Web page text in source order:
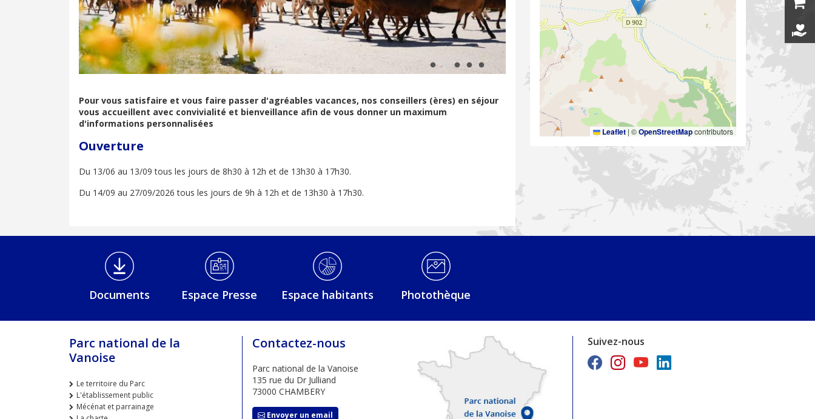
Pour vous satisfaire et vous faire passer d'agréables vacances, nos conseillers (ères) en séjour
vous accueillent avec convivialité et bienveillance afin de vous donner un maximum
d'informations personnalisées
Ouverture
Du 13/06 au 13/09 tous les jours de 8h30 à 12h et de 13h30 à 17h30.
Du 14/09 au 27/09/2026 tous les jours de 9h à 12h et de 13h30 à 17h30.
Leaflet | ©OpenStreetMapcontributors
Médiathèque Footer
Documents Espace Presse Espace habitants Photothèque
Parc national de la
Vanoise
Le territoire du Parc
L'établissement public
Mécénat et parrainage
Contactez-nous
Parc national de la Vanoise
135 rue du Dr Julliand
73000 CHAMBERY
Envoyer un email
Suivez-nous